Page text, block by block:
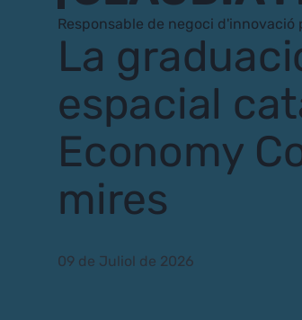
Responsable de negoci d'innovació
La
espacial
Economy
mires
09 de Juliol de 2026